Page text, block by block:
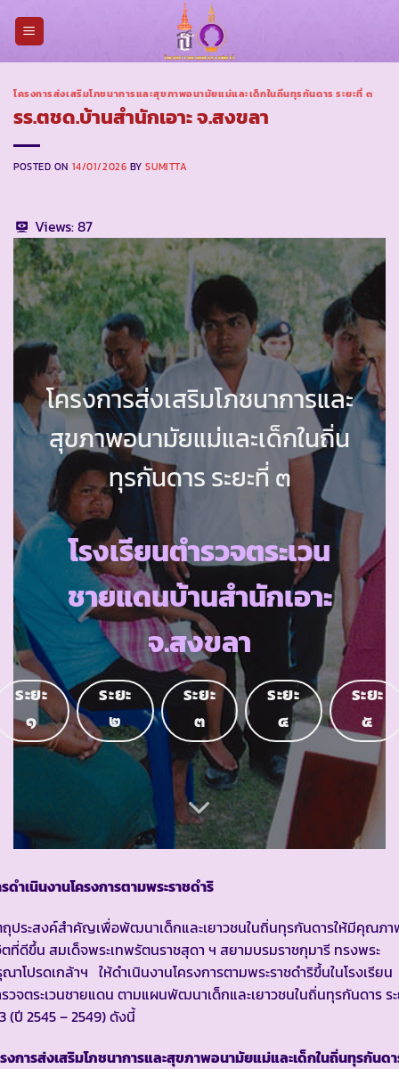
โครงการส่งเสริมโภชนาการและสุขภาพอนามัยแม่และเด็กในถิ่นทุรกันดาร ระยะที่ ๓
รร.ตชด.บ้านสำนักเอาะ จ.สงขลา
POSTED ON 14/01/2026 BYSUMITTA
Views:87
โครงการส่งเสริมโภชนาการและ
สุขภาพอนามัยแม่และเด็กในถิ่น
ทุรกันดาร ระยะที่ ๓
โรงเรียนตำรวจตระเวน
ชายแดนบ้านสำนักเอาะ
จ.สงขลา
ระยะ
๑
ระยะ
๒
ระยะ
๓
ระยะ
๔
ระยะ
๕
ดำเนินงานโครงการตามพระราชดำริ
ประสงค์สำคัญเพื่อพัฒนาเด็กและเยาวชนในถิ่นทุรกันดารให้มีคุณภ
ที่ดีขึ้น สมเด็จพระเทพรัตนราชสุดา ฯ สยามบรมราชกุมารี ทรงพระ
าโปรดเกล้าฯ ให้ดำเนินงานโครงการตามพระราชดำริขึ้นในโรงเรียน
วจตระเวนชายแดน ตามแผนพัฒนาเด็กและเยาวชนในถิ่นทุรกันดาร ระ
(ปี 2545 – 2549) ดังนี้
งการส่งเสริมโภชนาการและสุขภาพอนามัยแม่และเด็กในถิ่นทุรกันด